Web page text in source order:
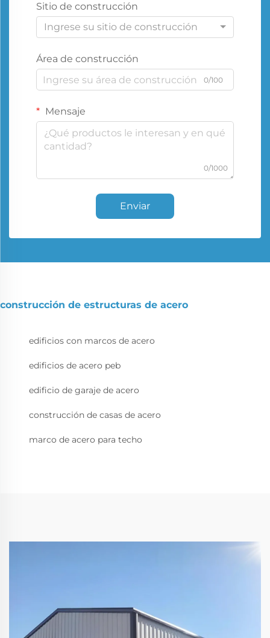
Sitio de construcción
Ingrese su sitio de construcción
Área de construcción
0/100
Mensaje
0/1000
Enviar
construcción de estructuras de acero
edificios con marcos de acero
edificios de acero peb
edificio de garaje de acero
construcción de casas de acero
marco de acero para techo